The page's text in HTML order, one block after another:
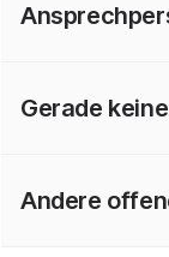
Gerade
Andere